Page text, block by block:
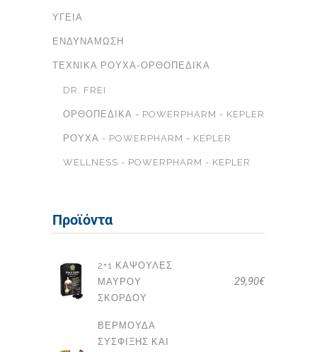
ΥΓΕΊΑ
ΕΝΔΥΝΆΜΩΣΗ
ΤΕΧΝΙΚΆ ΡΟΎΧΑ-ΟΡΘΟΠΕΔΙΚΆ
DR. FREI
ΟΡΘΟΠΕΔΙΚΆ - POWERPHARM - KEPLER
ΡΟΎΧΑ - POWERPHARM - KEPLER
WELLNESS - POWERPHARM - KEPLER
Προϊόντα
2+1 ΚΆΨΟΥΛΕΣ
ΜΑΎΡΟΥ
ΣΚΌΡΔΟΥ
29,90€
ΒΕΡΜΟΎΔΑ
ΣΎΣΦΙΞΗΣ ΚΑΙ